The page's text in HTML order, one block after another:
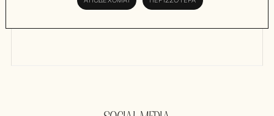
του Creationsbygiota